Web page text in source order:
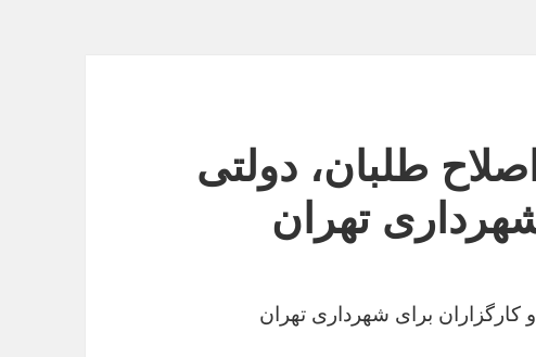
طلبان، دولتی
تهران
کارگزاران برای شهرداری تهران